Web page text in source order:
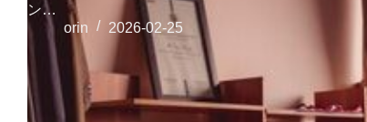
ン…
orin
2026-02-25